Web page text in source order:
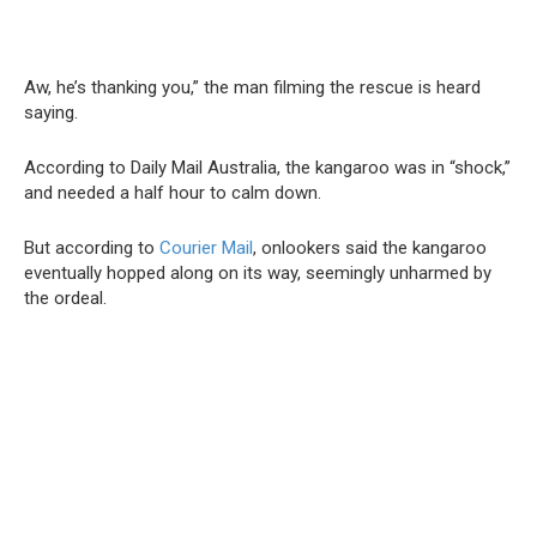
Aw, he’s thanking you,” the man filming the rescue is heard
saying.
According to Daily Mail Australia, the kangaroo was in “shock,”
and needed a half hour to calm down.
But according to Courier Mail, onlookers said the kangaroo
eventually hopped along on its way, seemingly unharmed by
the ordeal.